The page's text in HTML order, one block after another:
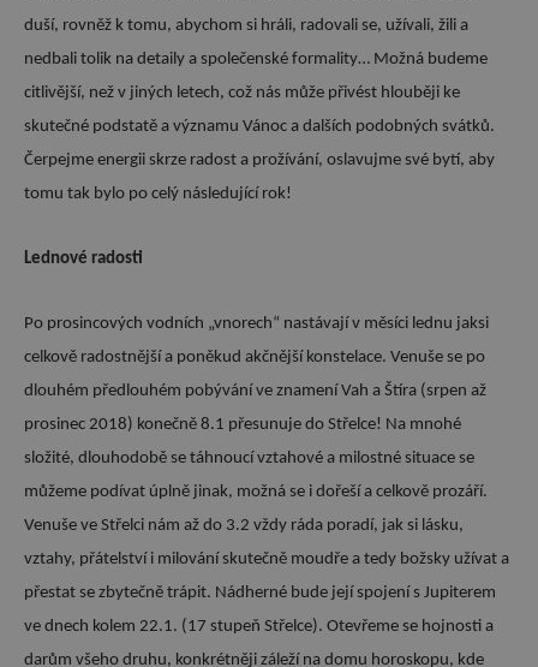
duší, rovněž k tomu, abychom si hráli, radovali se, užívali, žili a
nedbali tolik na detaily a společenské formality… Možná budeme
citlivější, než v jiných letech, což nás může přivést hlouběji ke
skutečné podstatě a významu Vánoc a dalších podobných svátků.
Čerpejme energii skrze radost a prožívání, oslavujme své bytí, aby
tomu tak bylo po celý následující rok!
Lednové radosti
Po prosincových vodních „vnorech“ nastávají v měsíci lednu jaksi
celkově radostnější a poněkud akčnější konstelace. Venuše se po
dlouhém předlouhém pobývání ve znamení Vah a Štíra (srpen až
prosinec 2018) konečně 8.1 přesunuje do Střelce! Na mnohé
složité, dlouhodobě se táhnoucí vztahové a milostné situace se
můžeme podívat úplně jinak, možná se i dořeší a celkově prozáří.
Venuše ve Střelci nám až do 3.2 vždy ráda poradí, jak si lásku,
vztahy, přátelství i milování skutečně moudře a tedy božsky užívat a
přestat se zbytečně trápit. Nádherné bude její spojení s Jupiterem
ve dnech kolem 22.1. (17 stupeň Střelce). Otevřeme se hojnosti a
darům všeho druhu, konkrétněji záleží na domu horoskopu, kde